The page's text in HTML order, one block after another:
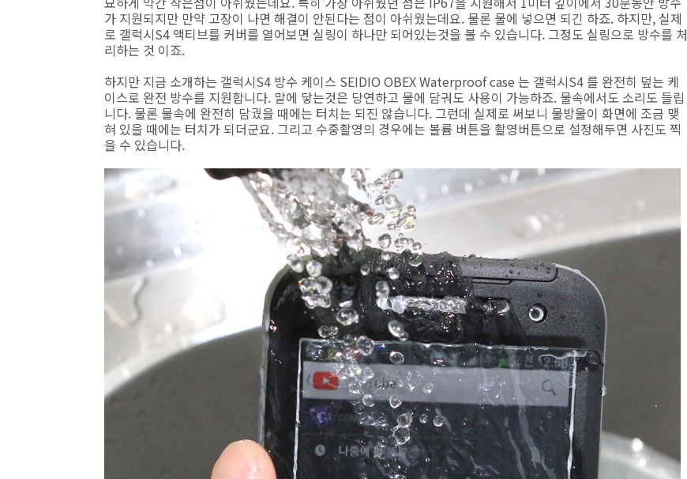
가 지원되지만 만약 고장이 나면 해결이 안된다는 점이 아쉬웠는데요. 물론 물에 넣으면 되긴 하죠. 하지만, 실제
로 갤럭시S4 액티브를 커버를 열어보면 실링이 하나만 되어있는것을 볼 수 있습니다. 그정도 실링으로 방수를 처
리하는 것 이죠.
하지만 지금 소개하는 갤럭시S4 방수 케이스 SEIDIO OBEX Waterproof case 는 갤럭시S4 를 완전히 덮는 케
이스로 완전 방수를 지원합니다. 말에 닿는것은 당연하고 물에 담궈도 사용이 가능하죠. 물속에서도 소리도 들립
니다. 물론 물속에 완전히 담궜을 때에는 터치는 되진 않습니다. 그런데 실제로 써보니 물방울이 화면에 조금 맺
혀 있을 때에는 터치가 되더군요. 그리고 수중촬영의 경우에는 볼륨 버튼을 촬영버튼으로 설정해두면 사진도 찍
을 수 있습니다.